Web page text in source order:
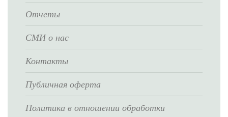
Отчеты
СМИ о нас
Контакты
Публичная оферта
Политика в отношении обработки